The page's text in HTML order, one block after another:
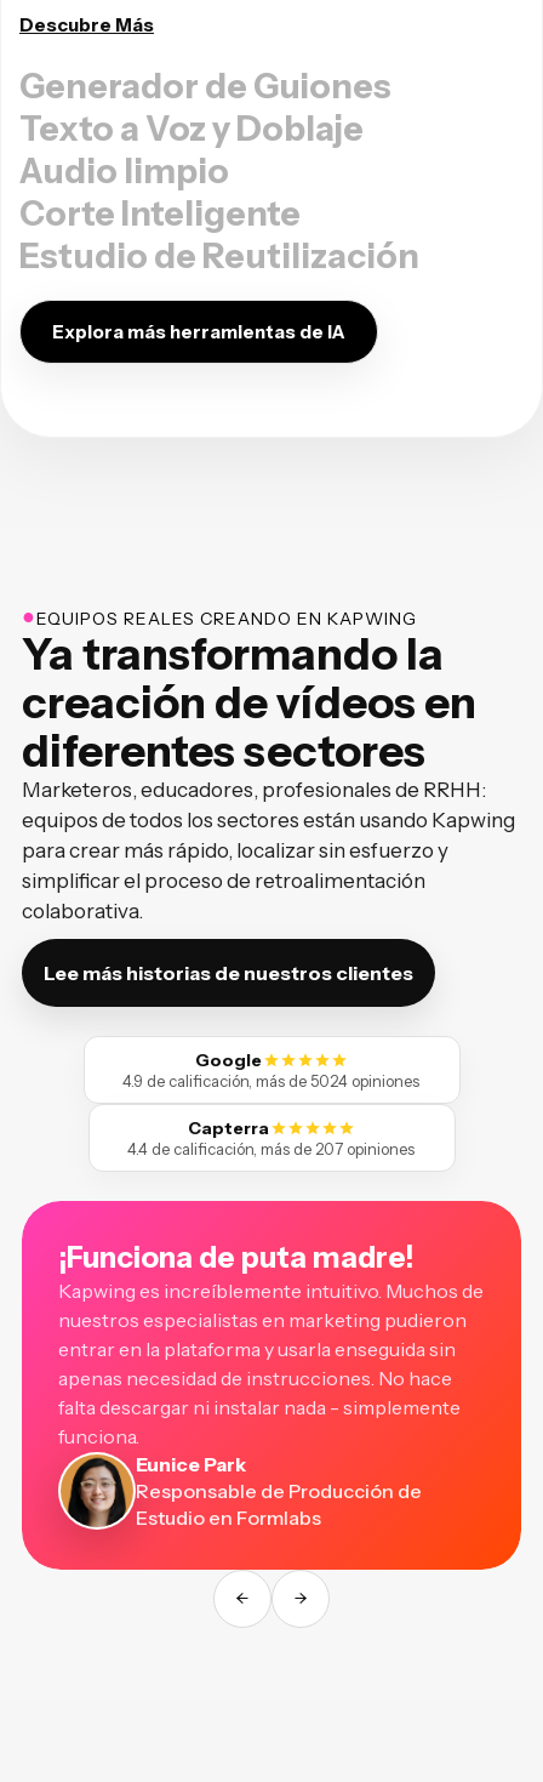
Descubre Más
Generador de Guiones
Texto a Voz y Doblaje
Audio limpio
Corte Inteligente
Estudio de Reutilización
Explora más herramientas de IA
●EQUIPOS REALES CREANDO EN KAPWING
Ya transformando la
creación de vídeos en
diferentes sectores
Marketeros, educadores, profesionales de RRHH:
equipos de todos los sectores están usando Kapwing
para crear más rápido, localizar sin esfuerzo y
simplificar el proceso de retroalimentación
colaborativa.
Lee más historias de nuestros clientes
Google
4.9 de calificación, más de 5024 opiniones
Capterra
4.4 de calificación, más de 207 opiniones
¡Funciona de puta madre!
Kapwing es increíblemente intuitivo. Muchos de
nuestros especialistas en marketing pudieron
entrar en la plataforma y usarla enseguida sin
apenas necesidad de instrucciones. No hace
falta descargar ni instalar nada - simplemente
funciona.
Eunice Park
Responsable de Producción de
Estudio en Formlabs